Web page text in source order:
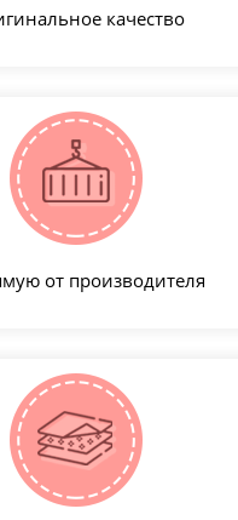
качество
от производителя